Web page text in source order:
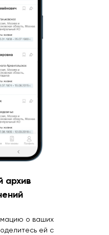
архив
о ваших
ей с